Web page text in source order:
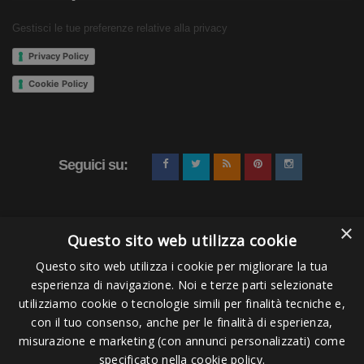
utilizzo scorretto o incauto potrebbe causare danni. Fai
solo esercizi sicuri e che non ti provocano dolore. Se
dovessi sentire dolore consulta un medico. Evita quelli che
possono causare un "ritorno" della fascia in direzione della
bambini. I bambini devono utilizzarla solo sotto la
supervisione degli adulti.
allungamento superiore al doppio della lunghezza
Puoi usare anche in acqua il Set 3 Bande Elastiche per
esercizi
puoi usare le bande elastiche piatte anche in piscina.
Dovrai solo aver cura di sciacquarle in acqua dolce dopo
Gestisci le tue preferenze relative alla privacy
Privacy Policy
Cookie Policy
Seguici su:
Pagamenti Accettati
×
Questo sito web utilizza cookie
Questo sito web utilizza i cookie per migliorare la tua
esperienza di navigazione. Noi e terze parti selezionate
utilizziamo cookie o tecnologie simili per finalità tecniche e,
con il tuo consenso, anche per le finalità di esperienza,
misurazione e marketing (con annunci personalizzati) come
specificato nella cookie policy.